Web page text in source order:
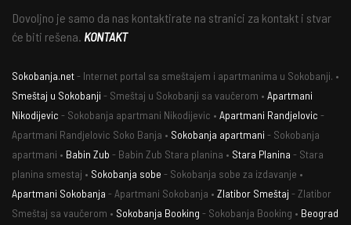
Dovoljno je samo da nas kontaktirate na stranici za kontakt i stvar
će biti rešena. KONTAKT
Sokobanja.net- Internet portal sa smeštajem i apartmanima u Sokobanji. •
Smeštaj u Sokobanji - Smeštaj u Sokobanji sa vaučerom • Apartmani
Nikodijevic - Sokobanja apartmani Nikodijevic • Apartmani Randjelovic -
Apartmani Randjelovic Soko Banja • Sokobanja apartmani - Sokobanja
apartmani • Babin Zub - Babin Zub Stara planina • Stara Planina - Stara
planina smestaj • Sokobanja sobe - Sokobanja sobe za izdavanje •
Apartmani Sokobanja - Apartmani Sokobanja • Zlatibor Smeštaj - Zlatibor
Smeštaj sa vaučerom • Sokobanja Booking - Sokobanja Booking • Beograd